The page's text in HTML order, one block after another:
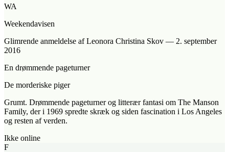
WA
Weekendavisen
Glimrende anmeldelse af Leonora Christina Skov — 2. september
2016
En drømmende pageturner
De morderiske piger
Grumt. Drømmende pageturner og litterær fantasi om The Manson
Family, der i 1969 spredte skræk og siden fascination i Los Angeles
og resten af verden.
Ikke online
F